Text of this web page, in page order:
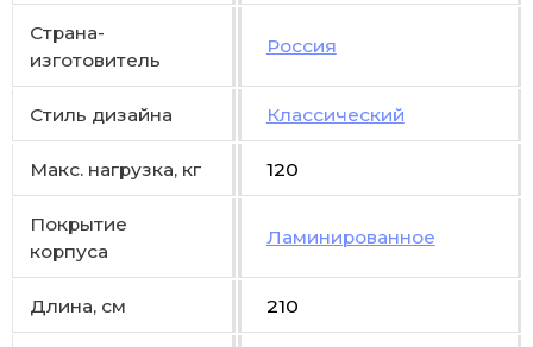
Страна-
изготовитель
Россия
Стиль дизайна Классический
Макс. нагрузка, кг 120
Покрытие
корпуса
Ламинированное
Длина, см 210